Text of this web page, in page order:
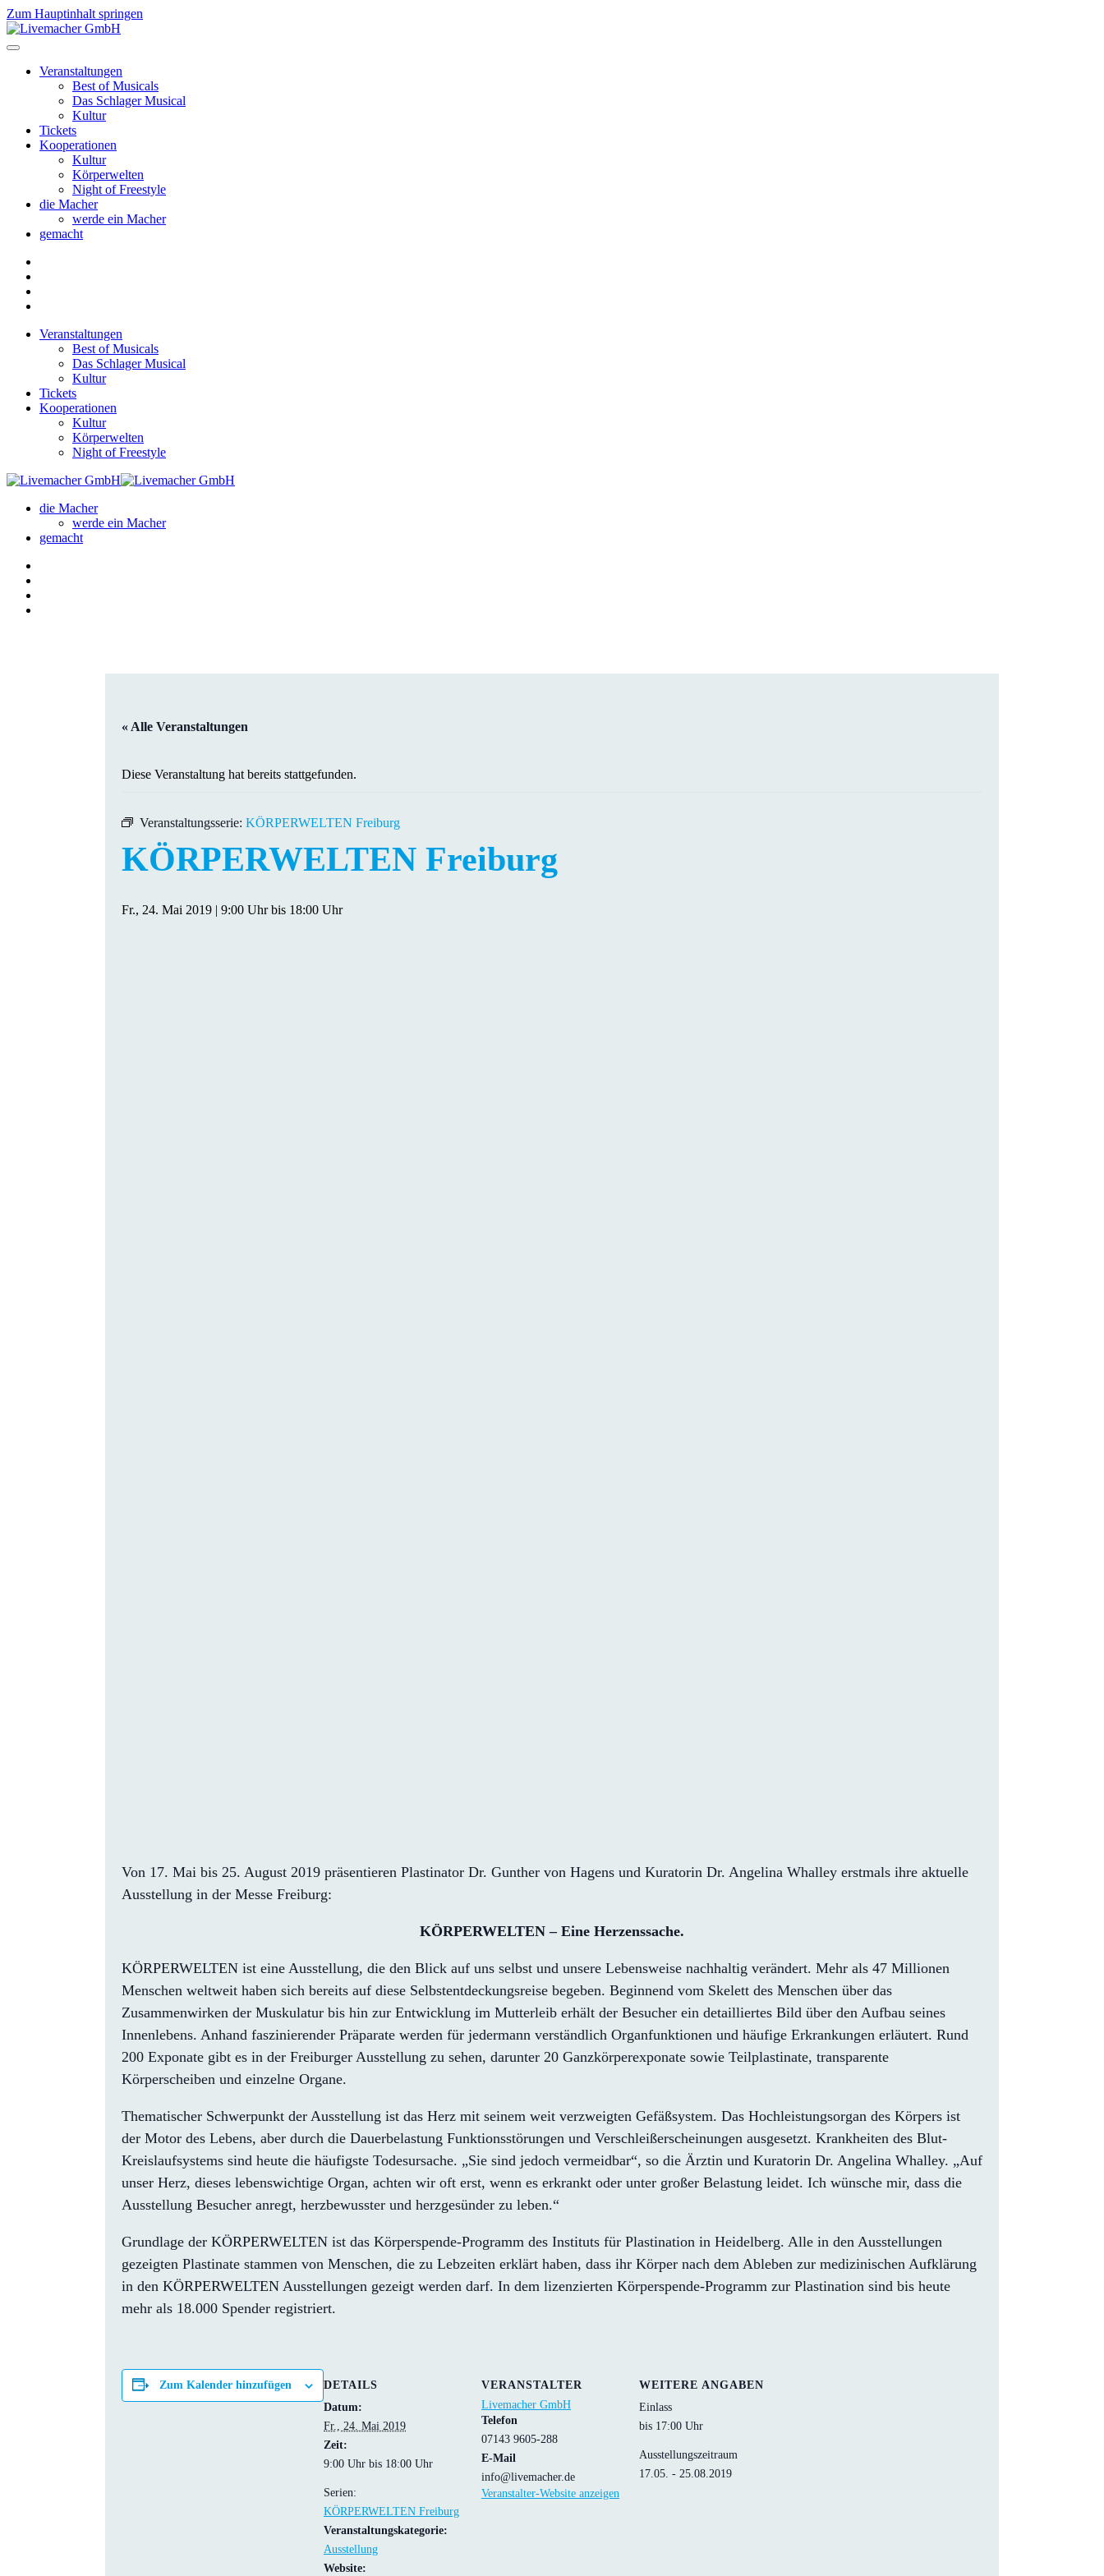
Zum Hauptinhalt springen
Veranstaltungen
Best of Musicals
Das Schlager Musical
Kultur
Tickets
Kooperationen
Kultur
Körperwelten
Night of Freestyle
die Macher
werde ein Macher
gemacht
Veranstaltungen
Best of Musicals
Das Schlager Musical
Kultur
Tickets
Kooperationen
Kultur
Körperwelten
Night of Freestyle
die Macher
werde ein Macher
gemacht
« Alle Veranstaltungen
Diese Veranstaltung hat bereits stattgefunden.
Veranstaltungsserie: KÖRPERWELTEN Freiburg
KÖRPERWELTEN Freiburg
Fr., 24. Mai 2019 | 9:00 Uhrbis 18:00 Uhr
Von 17. Mai bis 25. August 2019 präsentieren Plastinator Dr. Gunther von Hagens und Kuratorin Dr. Angelina Whalley erstmals ihre aktuelle
Ausstellung in der Messe Freiburg:
KÖRPERWELTEN – Eine Herzenssache.
KÖRPERWELTEN ist eine Ausstellung, die den Blick auf uns selbst und unsere Lebensweise nachhaltig verändert. Mehr als 47 Millionen
Menschen weltweit haben sich bereits auf diese Selbstentdeckungsreise begeben. Beginnend vom Skelett des Menschen über das
Zusammenwirken der Muskulatur bis hin zur Entwicklung im Mutterleib erhält der Besucher ein detailliertes Bild über den Aufbau seines
Innenlebens. Anhand faszinierender Präparate werden für jedermann verständlich Organfunktionen und häufige Erkrankungen erläutert. Rund
200 Exponate gibt es in der Freiburger Ausstellung zu sehen, darunter 20 Ganzkörperexponate sowie Teilplastinate, transparente
Körperscheiben und einzelne Organe.
Thematischer Schwerpunkt der Ausstellung ist das Herz mit seinem weit verzweigten Gefäßsystem. Das Hochleistungsorgan des Körpers ist
der Motor des Lebens, aber durch die Dauerbelastung Funktionsstörungen und Verschleißerscheinungen ausgesetzt. Krankheiten des Blut-
Kreislaufsystems sind heute die häufigste Todesursache. „Sie sind jedoch vermeidbar“, so die Ärztin und Kuratorin Dr. Angelina Whalley. „Auf
unser Herz, dieses lebenswichtige Organ, achten wir oft erst, wenn es erkrankt oder unter großer Belastung leidet. Ich wünsche mir, dass die
Ausstellung Besucher anregt, herzbewusster und herzgesünder zu leben.“
Grundlage der KÖRPERWELTEN ist das Körperspende-Programm des Instituts für Plastination in Heidelberg. Alle in den Ausstellungen
gezeigten Plastinate stammen von Menschen, die zu Lebzeiten erklärt haben, dass ihr Körper nach dem Ableben zur medizinischen Aufklärung
in den KÖRPERWELTEN Ausstellungen gezeigt werden darf. In dem lizenzierten Körperspende-Programm zur Plastination sind bis heute
mehr als 18.000 Spender registriert.
Zum Kalender hinzufügen
DETAILS
Datum:
Fr., 24. Mai 2019
Zeit:
9:00 Uhr bis 18:00 Uhr
Serien:
KÖRPERWELTEN Freiburg
Veranstaltungskategorie:
Ausstellung
Website:
VERANSTALTER
Livemacher GmbH
Telefon
07143 9605-288
E-Mail
info@livemacher.de
Veranstalter-Website anzeigen
WEITERE ANGABEN
Einlass
bis 17:00 Uhr
Ausstellungszeitraum
17.05. - 25.08.2019